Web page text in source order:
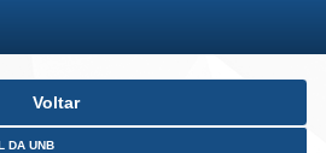
Voltar
DA UNB